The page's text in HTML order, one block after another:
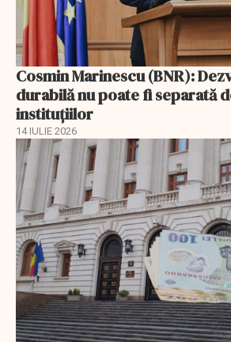
Cosmin Marinescu (BNR):
durabilă nu poate fi separată
instituțiilor
14 IULIE 2026
EXCLUSIV